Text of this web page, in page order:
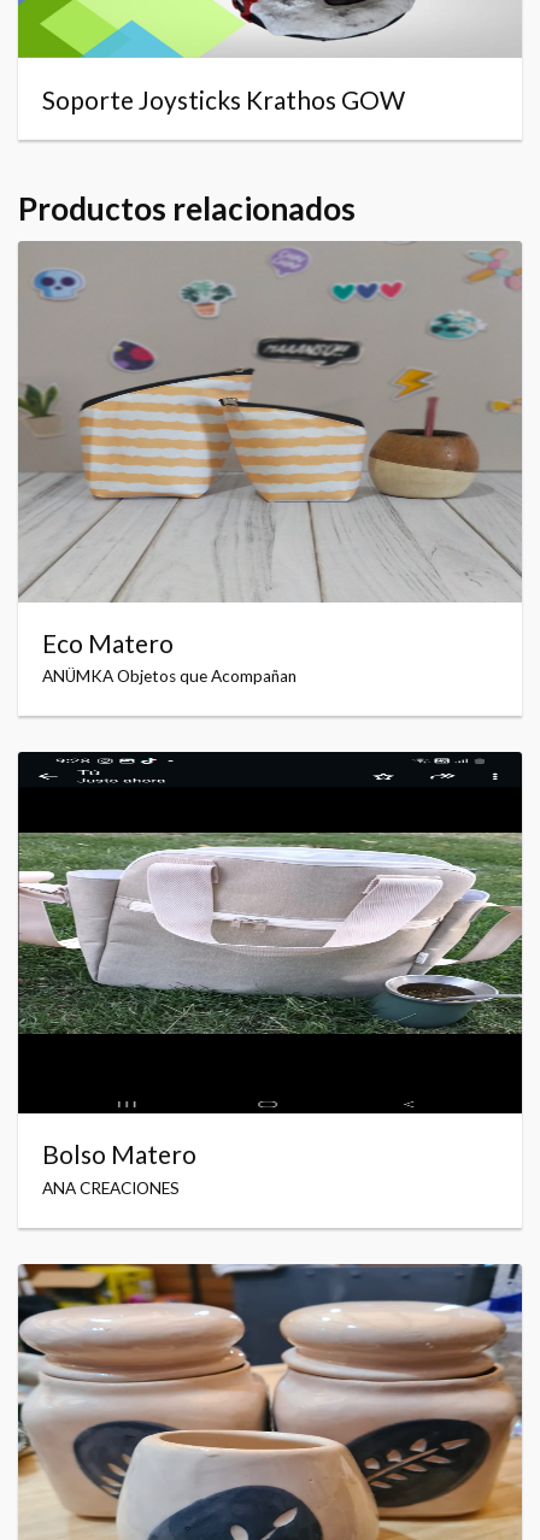
Soporte Joysticks Krathos GOW
Productos relacionados
Eco Matero
ANÜMKA Objetos que Acompañan
Bolso Matero
ANA CREACIONES